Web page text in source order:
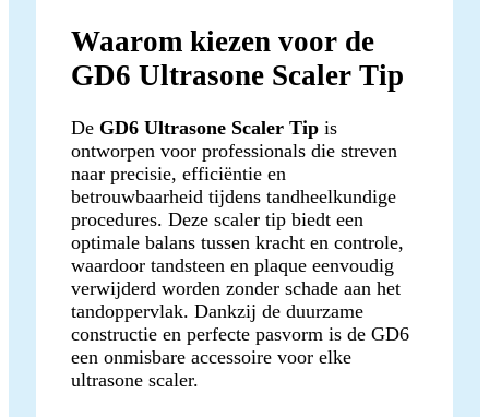
Waarom kiezen voor de
GD6 Ultrasone Scaler Tip
De GD6 Ultrasone Scaler Tip is
ontworpen voor professionals die streven
naar precisie, efficiëntie en
betrouwbaarheid tijdens tandheelkundige
procedures. Deze scaler tip biedt een
optimale balans tussen kracht en controle,
waardoor tandsteen en plaque eenvoudig
verwijderd worden zonder schade aan het
tandoppervlak. Dankzij de duurzame
constructie en perfecte pasvorm is de GD6
een onmisbare accessoire voor elke
ultrasone scaler.